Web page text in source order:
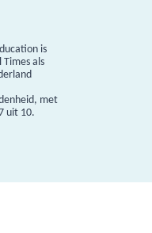
is
als
met
uit 10.